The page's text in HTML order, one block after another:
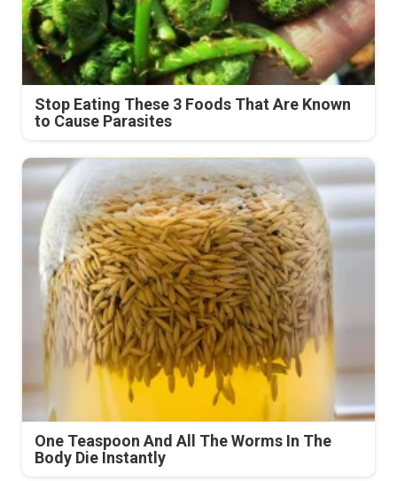
Stop Eating These 3 Foods That Are Known
to Cause Parasites
One Teaspoon And All The Worms In The
Body Die Instantly